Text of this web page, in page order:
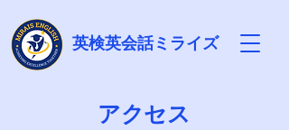
英検英会話ミライズ
アクセス